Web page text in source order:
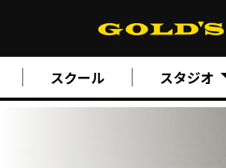
スクール スタジオ